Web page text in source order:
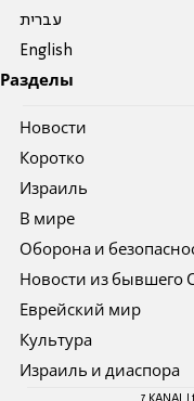
עברית
English
Разделы
Новости
Коротко
Израиль
В мире
Оборона и
Новости из бывшего
Еврейский мир
Культура
Израиль и диаспора